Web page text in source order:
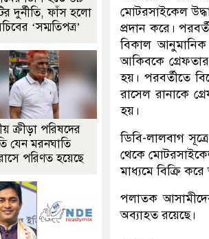
মোটরসাইকেল
প্রদান করে।
বিকাল
আকিবকে
হয়। পরবর্তীতে
রাসেল রানাকে
হয়।
ডিবি-লালবাগ
থেকে
মাধ্যমে বিক্রি
পলাতক
অব্যাহত রয়েছে।
দুর্নীতি, ফাঁস হলো
‘সম্মতিপত্র’
ক্রীড়া পরিষদের
যেন মরনঘাতি
পরিণত হয়েছে